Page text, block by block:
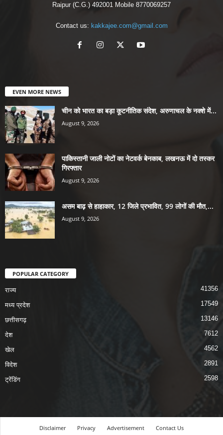
Raipur (C.G.) 492001 Mobile 8770069257
Contact us: kakkajee.com@gmail.com
EVEN MORE NEWS
चीन को भारत का बड़ा कूटनीतिक संदेश, अरुणाचल के नक्शे में...
August 9, 2026
पाकिस्तानी जाली नोटों का नेटवर्क बेनकाब, लखनऊ में दो तस्कर
गिरफ्तार
August 9, 2026
असम बाढ़ से हाहाकार, 12 जिले प्रभावित, 99 लोगों की मौत,...
August 9, 2026
POPULAR CATEGORY
राज्य 41356
मध्य प्रदेश 17549
छत्तीसगढ़ 13146
देश 7612
खेल 4562
विदेश 2891
ट्रेंडिंग 2598
Disclaimer Privacy Advertisement Contact Us